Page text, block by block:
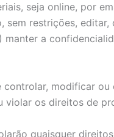
seja online, por
sem restrições,
manter a
modificar
os direitos de
quaisquer